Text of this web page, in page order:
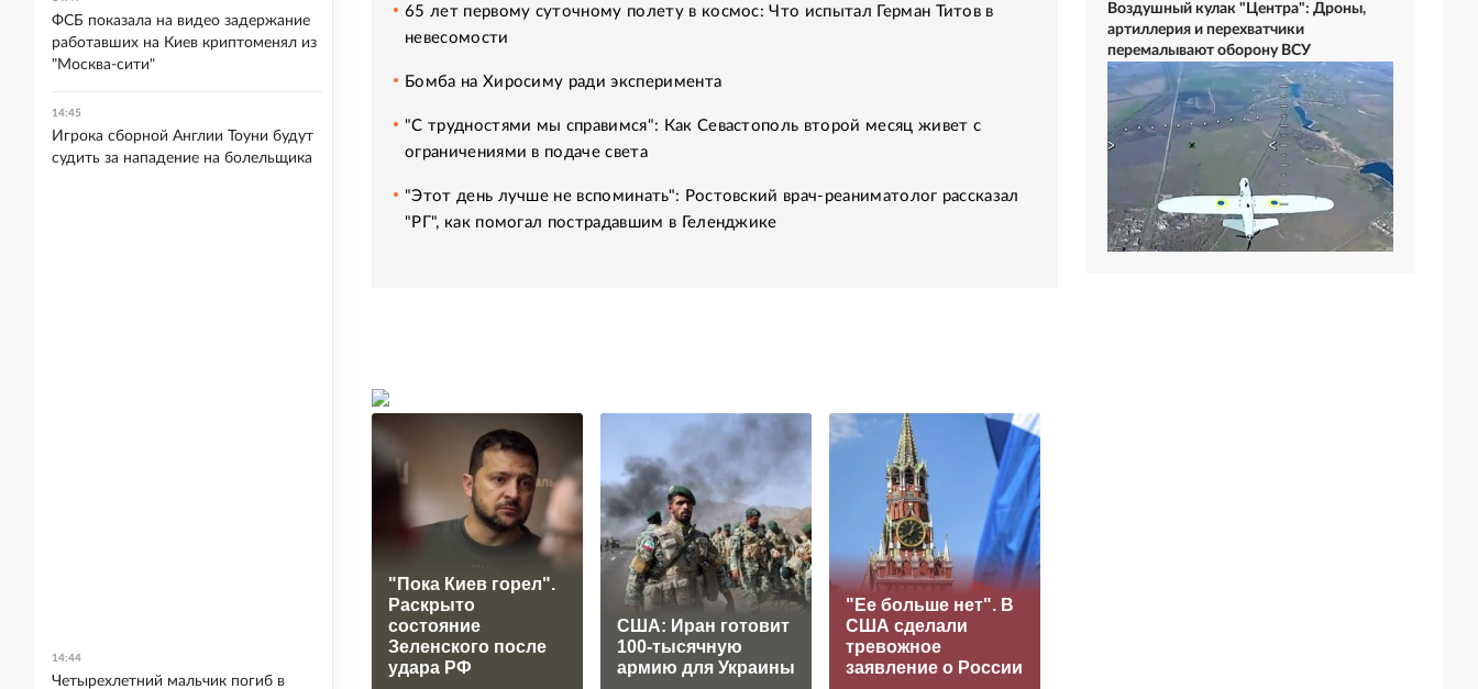
65 лет первому суточному полету в космос: Что испытал Герман Титов в
невесомости
Бомба на Хиросиму ради эксперимента
"С трудностями мы справимся": Как Севастополь второй месяц живет с
ограничениями в подаче света
"Этот день лучше не вспоминать": Ростовский врач-реаниматолог рассказал
"РГ", как помогал пострадавшим в Геленджике
"Пока Киев горел".
Раскрыто
состояние
Зеленского после
удара РФ
США: Иран готовит
100-тысячную
армию для Украины
"Ее больше нет". В
США сделали
тревожное
заявление о России
Воздушный кулак "Центра": Дроны,
артиллерия и перехватчики
перемалывают оборону ВСУ
ФСБ показала на видео задержание
работавших на Киев криптоменял из
"Москва-сити"
14:45
Игрока сборной Англии Тоуни будут
судить за нападение на болельщика
14:44
Четырехлетний мальчик погиб в